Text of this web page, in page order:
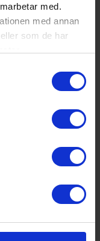
med.
med annan
som de har
prassel från lö